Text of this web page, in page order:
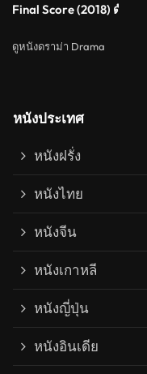
Final Score (2018) ดับแ
ดูหนังดราม่า Drama
หนังประเทศ
หนังฝรั่ง
หนังไทย
หนังจีน
หนังเกาหลี
หนังญี่ปุ่น
หนังอินเดีย